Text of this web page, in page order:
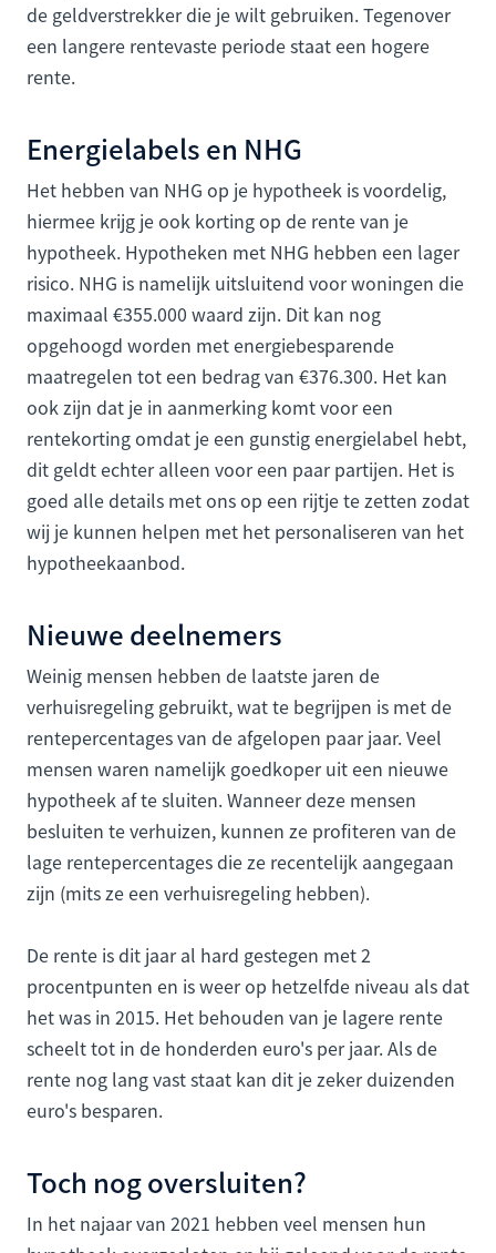
de geldverstrekker die je wilt gebruiken. Tegenover
een langere rentevaste periode staat een hogere
rente.
Energielabels en NHG
Het hebben van NHG op je hypotheek is voordelig,
hiermee krijg je ook korting op de rente van je
hypotheek. Hypotheken met NHG hebben een lager
risico. NHG is namelijk uitsluitend voor woningen die
maximaal €355.000 waard zijn. Dit kan nog
opgehoogd worden met energiebesparende
maatregelen tot een bedrag van €376.300. Het kan
ook zijn dat je in aanmerking komt voor een
rentekorting omdat je een gunstig energielabel hebt,
dit geldt echter alleen voor een paar partijen. Het is
goed alle details met ons op een rijtje te zetten zodat
wij je kunnen helpen met het personaliseren van het
hypotheekaanbod.
Nieuwe deelnemers
Weinig mensen hebben de laatste jaren de
verhuisregeling gebruikt, wat te begrijpen is met de
rentepercentages van de afgelopen paar jaar. Veel
mensen waren namelijk goedkoper uit een nieuwe
hypotheek af te sluiten. Wanneer deze mensen
besluiten te verhuizen, kunnen ze profiteren van de
lage rentepercentages die ze recentelijk aangegaan
zijn (mits ze een verhuisregeling hebben).
De rente is dit jaar al hard gestegen met 2
procentpunten en is weer op hetzelfde niveau als dat
het was in 2015. Het behouden van je lagere rente
scheelt tot in de honderden euro's per jaar. Als de
rente nog lang vast staat kan dit je zeker duizenden
euro's besparen.
Toch nog oversluiten?
In het najaar van 2021 hebben veel mensen hun